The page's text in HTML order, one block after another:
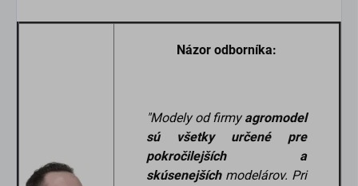
Názor odborníka:
"Modely od firmyagromodel
sú všetky určené pre
pokročilejších a
skúsenejšíchmodelárov. Pri